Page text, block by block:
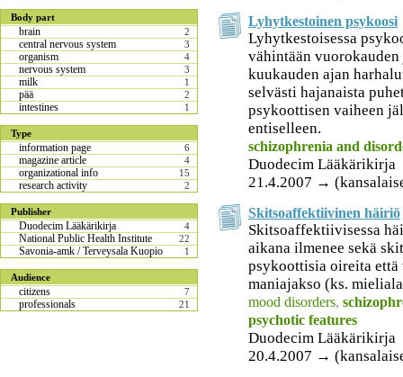
Body part
brain 2
central nervous system 3
organism 4
nervous system 3
milk 1
pää 2
intestines 1
Type
information page 6
magazine article 4
organizational info 15
research activity 2
Publisher
Duodecim Lääkärikirja 4
National Public Health Institute 22
Savonia-amk / Terveysala Kuopio 1
Audience
citizens 7
professionals 21
Lyhytkestoinen psykoosi
Lyhytkestoisessa
vähintään
kuukauden ajan
selvästi hajanaista
psykoottisen vaiheen
entiselleen.
schizophrenia and
Duodecim Lääkärikirja
21.4.2007 →
Skitsoaffektiivinen häiriö
Skitsoaffektiivisessa
aikana ilmenee sekä
psykoottisia oireita että
maniajakso (ks.
mood disorders,
psychotic features
Duodecim Lääkärikirja
20.4.2007 →